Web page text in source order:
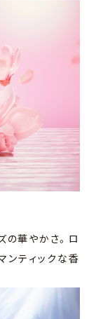
の華やかさ。ロ
ンティックな香